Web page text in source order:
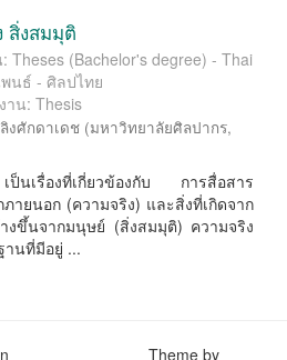
สิ่งสมมุติ
Theses (Bachelor's degree) - Thai
นธ์ - ศิลปไทย
าน: Thesis
งศักดาเดช (มหาวิทยาลัยศิลปากร,
ป็นเรื่องที่เกี่ยวข้องกับ การสื่อสาร
ายนอก (ความจริง) และสิ่งที่เกิดจาก
งขึ้นจากมนุษย์ (สิ่งสมมุติ) ความจริง
านที่มีอยู่ ...
Theme by